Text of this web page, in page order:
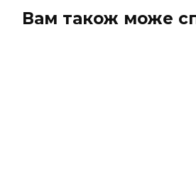
Вам також може